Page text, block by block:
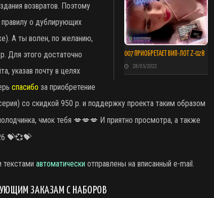
007 ПРИОБРЕТАЕТ ВИП-ЛОТ Z-028
28/05/2022
возвратов. Поэтому
о дублирующих
А ты волен, по желанию,
Для этого достаточно
указав почту в целях
спасибо за приобретение
со скидкой 950 р. и поддержку проекта таким образом
чмок тебя 💋💋💋 И приятно просмотра, а также
💝💞💝
текстами автоматически отправлены на вписанный e-mail.
ЗАКАЗАМ С НАБОРОВ